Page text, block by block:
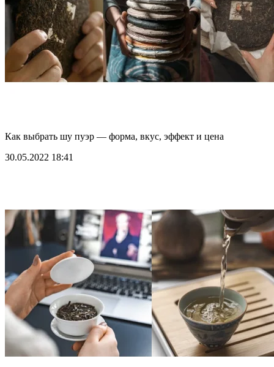
Как выбрать шу пуэр — форма, вкус, эффект и цена
30.05.2022 18:41